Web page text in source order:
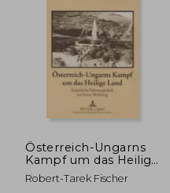
Österreich-Ungarns
Kampf um das Heilige
Land: Kaiserliche
Palästinapolitik im
Robert-Tarek Fischer